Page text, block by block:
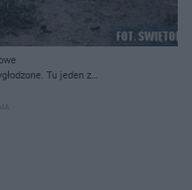
Tu jeden z